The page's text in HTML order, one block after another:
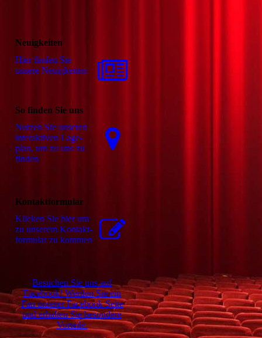
Neuigkeiten
Hier finden Sie
unsere Neuigkeiten
So finden Sie uns
Nutzen Sie unseren
interaktiven La­ge­
plan, um zu uns zu
finden
Kontaktformular
Klicken Sie hier um
zu unserem Kon­takt­
for­mu­lar zu kommen
Besuchen Sie uns auf
Facebook! Werden Sie ein
Fan unserer Facebook Seite
und erhalten Sie besondere
Vorteile.